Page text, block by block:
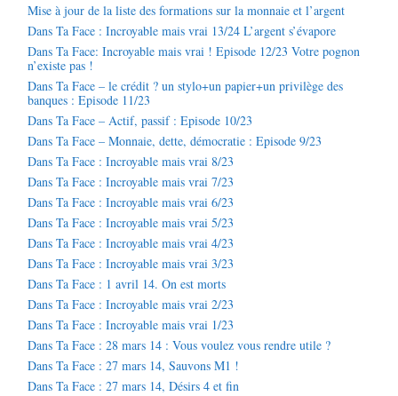
Mise à jour de la liste des formations sur la monnaie et l’argent
Dans Ta Face : Incroyable mais vrai 13/24 L’argent s’évapore
Dans Ta Face: Incroyable mais vrai ! Episode 12/23 Votre pognon
n’existe pas !
Dans Ta Face – le crédit ? un stylo+un papier+un privilège des
banques : Episode 11/23
Dans Ta Face – Actif, passif : Episode 10/23
Dans Ta Face – Monnaie, dette, démocratie : Episode 9/23
Dans Ta Face : Incroyable mais vrai 8/23
Dans Ta Face : Incroyable mais vrai 7/23
Dans Ta Face : Incroyable mais vrai 6/23
Dans Ta Face : Incroyable mais vrai 5/23
Dans Ta Face : Incroyable mais vrai 4/23
Dans Ta Face : Incroyable mais vrai 3/23
Dans Ta Face : 1 avril 14. On est morts
Dans Ta Face : Incroyable mais vrai 2/23
Dans Ta Face : Incroyable mais vrai 1/23
Dans Ta Face : 28 mars 14 : Vous voulez vous rendre utile ?
Dans Ta Face : 27 mars 14, Sauvons M1 !
Dans Ta Face : 27 mars 14, Désirs 4 et fin